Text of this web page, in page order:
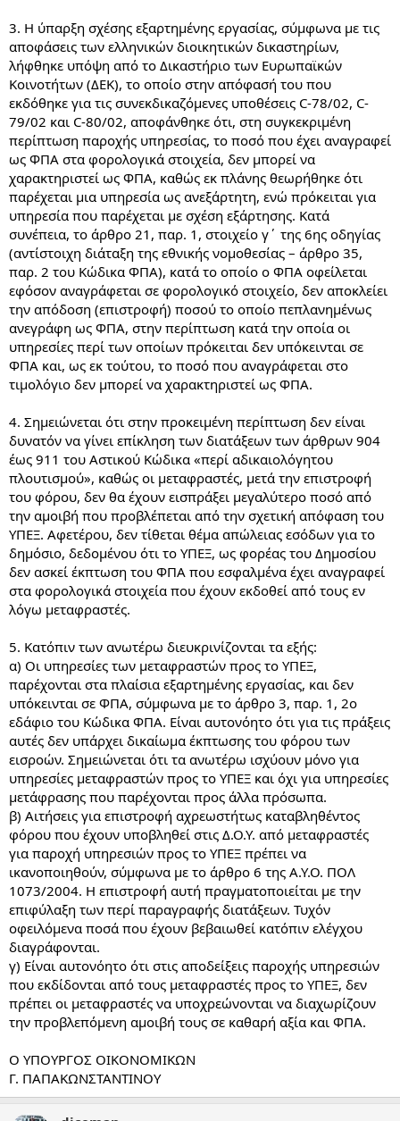
3. Η ύπαρξη σχέσης εξαρτημένης εργασίας, σύμφωνα με τις
αποφάσεις των ελληνικών διοικητικών δικαστηρίων,
λήφθηκε υπόψη από το Δικαστήριο των Ευρωπαϊκών
Κοινοτήτων (ΔΕΚ), το οποίο στην απόφασή του που
εκδόθηκε για τις συνεκδικαζόμενες υποθέσεις C-78/02, C-
79/02 και C-80/02, αποφάνθηκε ότι, στη συγκεκριμένη
περίπτωση παροχής υπηρεσίας, το ποσό που έχει αναγραφεί
ως ΦΠΑ στα φορολογικά στοιχεία, δεν μπορεί να
χαρακτηριστεί ως ΦΠΑ, καθώς εκ πλάνης θεωρήθηκε ότι
παρέχεται μια υπηρεσία ως ανεξάρτητη, ενώ πρόκειται για
υπηρεσία που παρέχεται με σχέση εξάρτησης. Κατά
συνέπεια, το άρθρο 21, παρ. 1, στοιχείο γ΄ της 6ης οδηγίας
(αντίστοιχη διάταξη της εθνικής νομοθεσίας – άρθρο 35,
παρ. 2 του Κώδικα ΦΠΑ), κατά το οποίο ο ΦΠΑ οφείλεται
εφόσον αναγράφεται σε φορολογικό στοιχείο, δεν αποκλείει
την απόδοση (επιστροφή) ποσού το οποίο πεπλανημένως
ανεγράφη ως ΦΠΑ, στην περίπτωση κατά την οποία οι
υπηρεσίες περί των οποίων πρόκειται δεν υπόκεινται σε
ΦΠΑ και, ως εκ τούτου, το ποσό που αναγράφεται στο
τιμολόγιο δεν μπορεί να χαρακτηριστεί ως ΦΠΑ.
4. Σημειώνεται ότι στην προκειμένη περίπτωση δεν είναι
δυνατόν να γίνει επίκληση των διατάξεων των άρθρων 904
έως 911 του Αστικού Κώδικα «περί αδικαιολόγητου
πλουτισμού», καθώς οι μεταφραστές, μετά την επιστροφή
του φόρου, δεν θα έχουν εισπράξει μεγαλύτερο ποσό από
την αμοιβή που προβλέπεται από την σχετική απόφαση του
ΥΠΕΞ. Αφετέρου, δεν τίθεται θέμα απώλειας εσόδων για το
δημόσιο, δεδομένου ότι το ΥΠΕΞ, ως φορέας του Δημοσίου
δεν ασκεί έκπτωση του ΦΠΑ που εσφαλμένα έχει αναγραφεί
στα φορολογικά στοιχεία που έχουν εκδοθεί από τους εν
λόγω μεταφραστές.
5. Κατόπιν των ανωτέρω διευκρινίζονται τα εξής:
α) Οι υπηρεσίες των μεταφραστών προς το ΥΠΕΞ,
παρέχονται στα πλαίσια εξαρτημένης εργασίας, και δεν
υπόκεινται σε ΦΠΑ, σύμφωνα με το άρθρο 3, παρ. 1, 2ο
εδάφιο του Κώδικα ΦΠΑ. Είναι αυτονόητο ότι για τις πράξεις
αυτές δεν υπάρχει δικαίωμα έκπτωσης του φόρου των
εισροών. Σημειώνεται ότι τα ανωτέρω ισχύουν μόνο για
υπηρεσίες μεταφραστών προς το ΥΠΕΞ και όχι για υπηρεσίες
μετάφρασης που παρέχονται προς άλλα πρόσωπα.
β) Αιτήσεις για επιστροφή αχρεωστήτως καταβληθέντος
φόρου που έχουν υποβληθεί στις Δ.Ο.Υ. από μεταφραστές
για παροχή υπηρεσιών προς το ΥΠΕΞ πρέπει να
ικανοποιηθούν, σύμφωνα με το άρθρο 6 της Α.Υ.Ο. ΠΟΛ
1073/2004. Η επιστροφή αυτή πραγματοποιείται με την
επιφύλαξη των περί παραγραφής διατάξεων. Τυχόν
οφειλόμενα ποσά που έχουν βεβαιωθεί κατόπιν ελέγχου
διαγράφονται.
γ) Είναι αυτονόητο ότι στις αποδείξεις παροχής υπηρεσιών
που εκδίδονται από τους μεταφραστές προς το ΥΠΕΞ, δεν
πρέπει οι μεταφραστές να υποχρεώνονται να διαχωρίζουν
την προβλεπόμενη αμοιβή τους σε καθαρή αξία και ΦΠΑ.
Ο ΥΠΟΥΡΓΟΣ ΟΙΚΟΝΟΜΙΚΩΝ
Γ. ΠΑΠΑΚΩΝΣΤΑΝΤΙΝΟΥ